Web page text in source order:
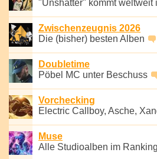
"Unshatter" kommt weltweit
Zwischenzeugnis 2026
Die (bisher) besten Alben
Doubletime
Pöbel MC unter Beschuss
Vorchecking
Electric Callboy, Asche,
Muse
Alle Studioalben im Ranking